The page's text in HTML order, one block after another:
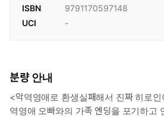
ISBN
9791170597148
UCI
-
분량 안내
<악역영애로 환생실패해서 진짜 히로
역영애 오빠와의 가족 엔딩을 포기하고